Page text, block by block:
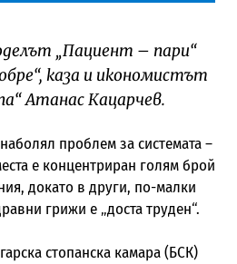
„Пациент – пари“
каза и икономистът
Атанас Кацарчев.
проблем за системата –
е концентриран голям брой
докато в други, по-малки
грижи е „доста труден“.
стопанска камара (БСК)